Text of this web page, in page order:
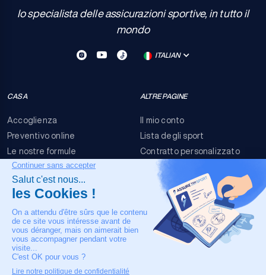
Io specialista delle assicurazioni sportive, in tutto il
mondo
ITALIAN
CASA
Accoglienza
Preventivo online
Le nostre formule
FAQ
Contatti
ALTRE PAGINE
Il mio conto
Lista degli sport
Contratto personalizzato
Termini e condizioni
Rischi dell'evento
Nota legale
IL NOSTRO CONTATTO
+33 4 90 63 34 07